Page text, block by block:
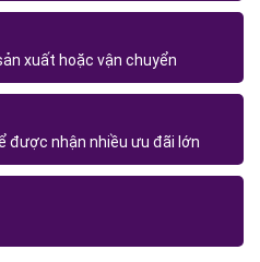
xuất hoặc vận chuyển
được nhận nhiều ưu đãi lớn